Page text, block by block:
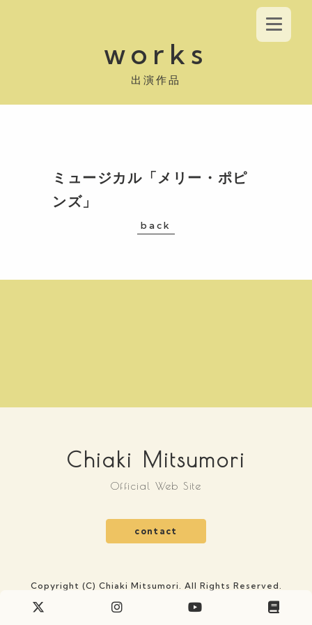
works
出演作品
ミュージカル「メリー・ポピ
ンズ」
back
Chiaki Mitsumori
Official Web Site
contact
Copyright (C) Chiaki Mitsumori. All Rights Reserved.